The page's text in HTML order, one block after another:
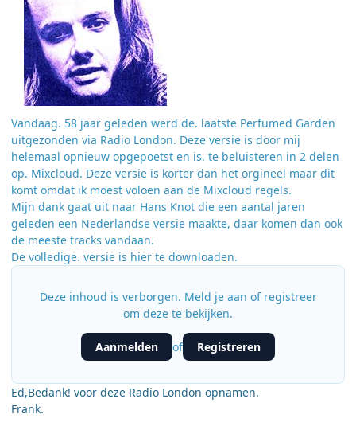
Vandaag. 58 jaar geleden werd de. laatste Perfumed Garden
uitgezonden via Radio London. Deze versie is door mij
helemaal opnieuw opgepoetst en is. te beluisteren in 2 delen
op. Mixcloud. Deze versie is korter dan het orgineel maar dit
komt omdat ik moest voloen aan de Mixcloud regels.
Mijn dank gaat uit naar Hans Knot die een aantal jaren
geleden een Nederlandse versie maakte, daar komen dan ook
de meeste tracks vandaan.
De volledige. versie is hier te downloaden.
Deze inhoud is verborgen. Meld je aan of registreer
om deze te bekijken.
Aanmelden of Registreren
Ed,Bedank! voor deze Radio London opnamen.
Frank.